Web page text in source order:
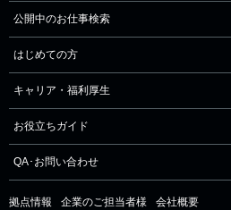
公開中のお仕事検索
はじめての方
キャリア・福利厚生
お役立ちガイド
QA･お問い合わせ
拠点情報 企業のご担当者様 会社概要